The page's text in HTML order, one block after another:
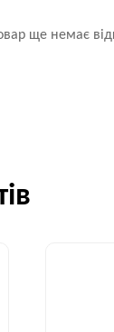
ще немає